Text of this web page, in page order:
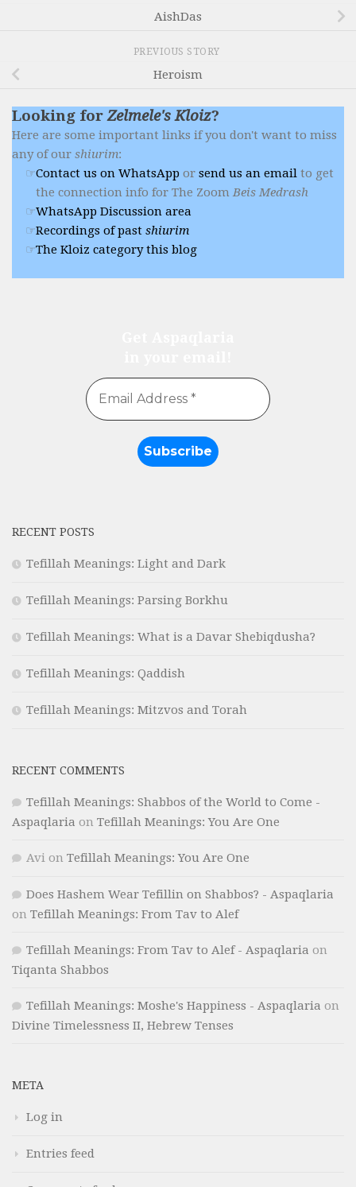
AishDas
PREVIOUS STORY
Heroism
Looking forZelmele's Kloiz?
Here are some important links if you don't want to miss
any of our shiurim:
Contact us on WhatsApp or send us an email to get
the connection info for The Zoom Beis Medrash
WhatsApp Discussion area
Recordings of past shiurim
The Kloiz category this blog
RECENT POSTS
Tefillah Meanings: Light and Dark
Tefillah Meanings: Parsing Borkhu
Tefillah Meanings: What is a Davar Shebiqdusha?
Tefillah Meanings: Qaddish
Tefillah Meanings: Mitzvos and Torah
RECENT COMMENTS
Tefillah Meanings: Shabbos of the World to Come -
Aspaqlaria on Tefillah Meanings: You Are One
Avi on Tefillah Meanings: You Are One
Does Hashem Wear Tefillin on Shabbos? - Aspaqlaria
on Tefillah Meanings: From Tav to Alef
Tefillah Meanings: From Tav to Alef - Aspaqlaria on
Tiqanta Shabbos
Tefillah Meanings: Moshe's Happiness - Aspaqlaria on
Divine Timelessness II, Hebrew Tenses
META
Log in
Entries feed